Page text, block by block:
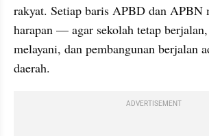
rakyat. Setiap baris APBD dan APBN
harapan — agar sekolah tetap
melayani, dan pembangunan berjalan
daerah.
ADVERTISEMENT